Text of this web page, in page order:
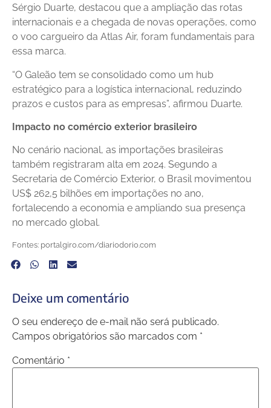
Sérgio Duarte, destacou que a ampliação das rotas
internacionais e a chegada de novas operações, como
o voo cargueiro da Atlas Air, foram fundamentais para
essa marca.
“O Galeão tem se consolidado como um hub
estratégico para a logística internacional, reduzindo
prazos e custos para as empresas”, afirmou Duarte.
Impacto no comércio exterior brasileiro
No cenário nacional, as importações brasileiras
também registraram alta em 2024. Segundo a
Secretaria de Comércio Exterior, o Brasil movimentou
US$ 262,5 bilhões em importações no ano,
fortalecendo a economia e ampliando sua presença
no mercado global.
Fontes: portalgiro.com/diariodorio.com
Deixe um comentário
O seu endereço de e-mail não será publicado.
Campos obrigatórios são marcados com *
Comentário *